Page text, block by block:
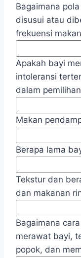
Bagaimana
disusui atau
frekuensi
Apakah bayi
intoleransi
dalam
Makan
Berapa lama
Tekstur dan
dan makanan
Bagaimana
merawat bayi,
popok, dan